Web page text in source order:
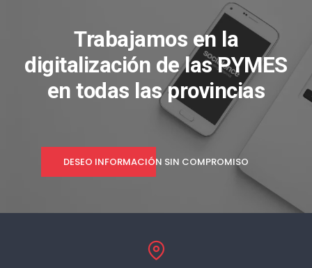
Trabajamos en la
digitalización de las PYMES
en todas las provincias
DESEO INFORMACIÓN SIN COMPROMISO